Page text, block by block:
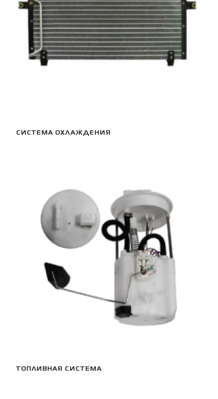
СИСТЕМА ОХЛАЖДЕНИЯ
ТОПЛИВНАЯ СИСТЕМА